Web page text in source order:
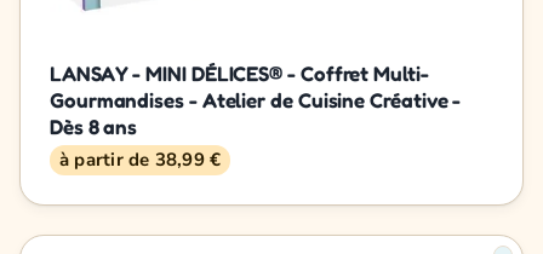
LANSAY - MINI DÉLICES® - Coffret Multi-
Gourmandises - Atelier de Cuisine Créative -
Dès 8 ans
à partir de 38,99 €